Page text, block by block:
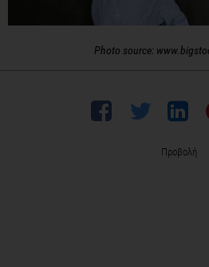
Photo source:
Προβολή